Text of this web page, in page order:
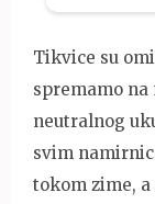
Tikvice su
spremamo na
neutralnog
svim
tokom zime,